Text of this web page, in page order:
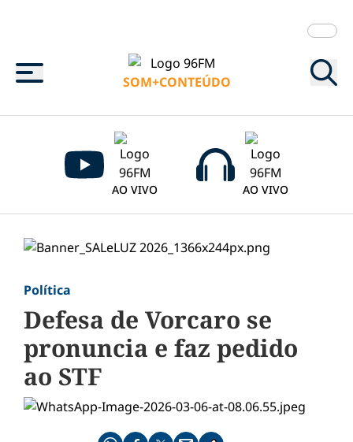
Menu
SOM+CONTEÚDO
AO VIVO AO VIVO
Política
Defesa de Vorcaro se
pronuncia e faz pedido
ao STF